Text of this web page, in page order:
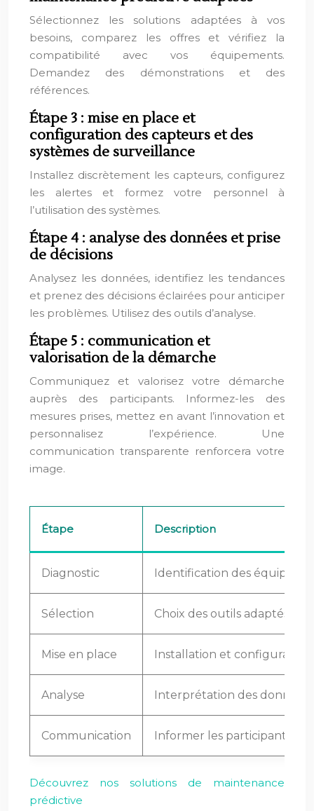
Sélectionnez les solutions adaptées à vos
besoins, comparez les offres et vérifiez la
compatibilité avec vos équipements.
Demandez des démonstrations et des
références.
Étape 3 : mise en place et
configuration des capteurs et des
systèmes de surveillance
Installez discrètement les capteurs, configurez
les alertes et formez votre personnel à
l’utilisation des systèmes.
Étape 4 : analyse des données et prise
de décisions
Analysez les données, identifiez les tendances
et prenez des décisions éclairées pour anticiper
les problèmes. Utilisez des outils d’analyse.
Étape 5 : communication et
valorisation de la démarche
Communiquez et valorisez votre démarche
auprès des participants. Informez-les des
mesures prises, mettez en avant l’innovation et
personnalisez l’expérience. Une
communication transparente renforcera votre
image.
Étape Description
Diagnostic Identification des
Sélection Choix des outils adaptés.
Mise en place Installation et configuration.
Analyse Interprétation des données.
Communication Informer les participants.
Découvrez nos solutions de maintenance
prédictive